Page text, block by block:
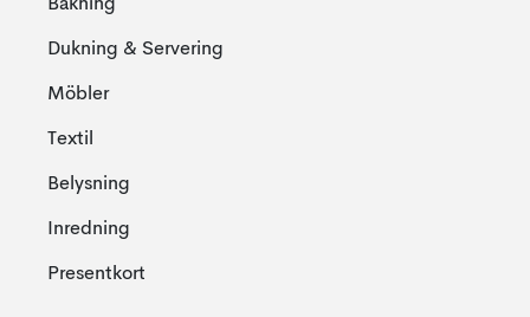
Bakning
Dukning & Servering
Möbler
Textil
Belysning
Inredning
Presentkort